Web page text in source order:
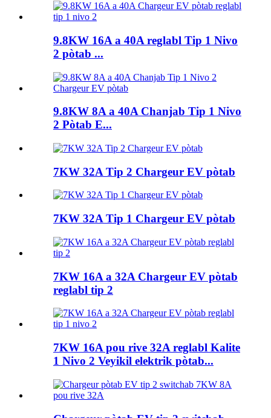
9.8KW 16A a 40A reglabl Tip 1 Nivo
2 pòtab ...
9.8KW 8A a 40A Chanjab Tip 1 Nivo
2 Pòtab E...
7KW 32A Tip 2 Chargeur EV pòtab
7KW 32A Tip 1 Chargeur EV pòtab
7KW 16A a 32A Chargeur EV pòtab
reglabl tip 2
7KW 16A pou rive 32A reglabl Kalite
1 Nivo 2 Veyikil elektrik pòtab...